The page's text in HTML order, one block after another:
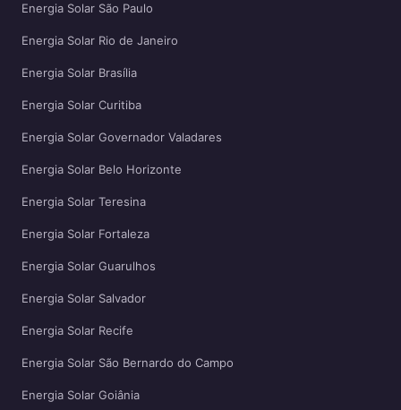
Energia Solar São Paulo
Energia Solar Rio de Janeiro
Energia Solar Brasília
Energia Solar Curitiba
Energia Solar Governador Valadares
Energia Solar Belo Horizonte
Energia Solar Teresina
Energia Solar Fortaleza
Energia Solar Guarulhos
Energia Solar Salvador
Energia Solar Recife
Energia Solar São Bernardo do Campo
Energia Solar Goiânia